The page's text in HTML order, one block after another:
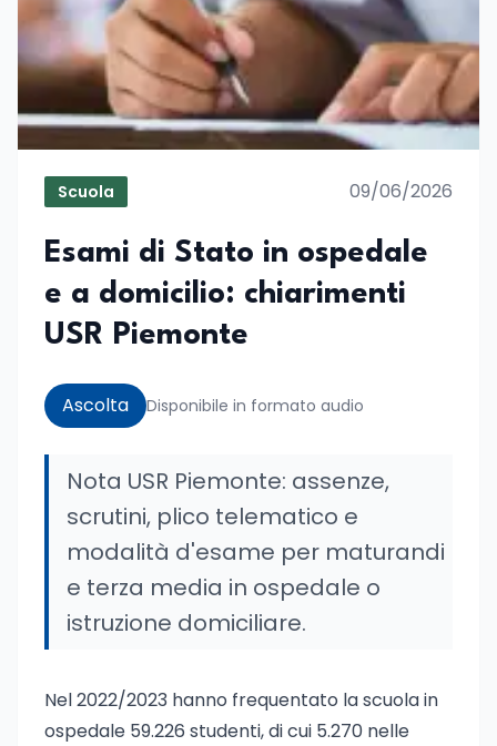
Scuola 09/06/2026
Esami di Stato in ospedale
e a domicilio: chiarimenti
USR Piemonte
Ascolta Disponibile in formato audio
Nota USR Piemonte: assenze,
scrutini, plico telematico e
modalità d'esame per maturandi
e terza media in ospedale o
istruzione domiciliare.
Nel 2022/2023 hanno frequentato la scuola in
ospedale 59.226 studenti, di cui 5.270 nelle